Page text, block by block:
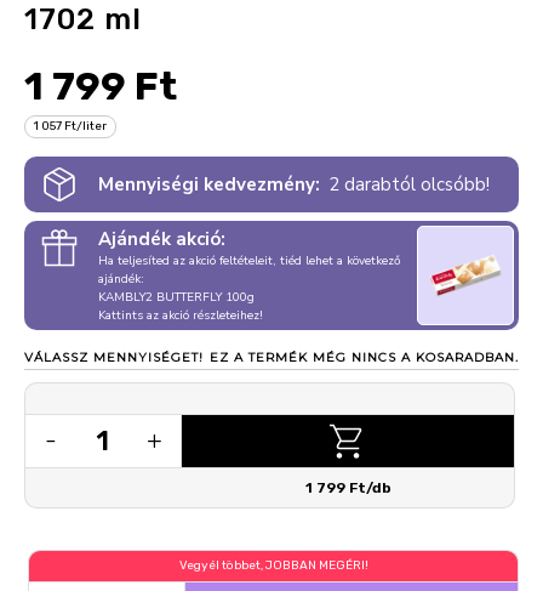
1702 ml
1 799 Ft
1 057 Ft/liter
Mennyiségi kedvezmény: 2 darabtól olcsóbb!
Ajándék akció:
Ha teljesíted az akció feltételeit, tiéd lehet a következő
ajándék:
KAMBLY2 BUTTERFLY 100g
Kattints az akció részleteihez!
VÁLASSZ MENNYISÉGET! EZ A TERMÉK MÉG NINCS A KOSARADBAN.
- 1 +
1 799 Ft/db
Vegyél többet, JOBBAN MEGÉRI!